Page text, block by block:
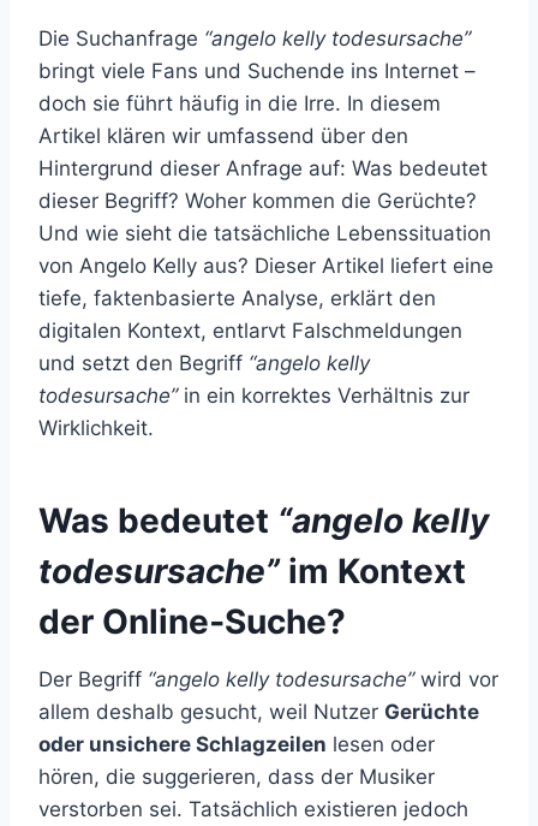
Die Suchanfrage “angelo kelly todesursache”
bringt viele Fans und Suchende ins Internet –
doch sie führt häufig in die Irre. In diesem
Artikel klären wir umfassend über den
Hintergrund dieser Anfrage auf: Was bedeutet
dieser Begriff? Woher kommen die Gerüchte?
Und wie sieht die tatsächliche Lebenssituation
von Angelo Kelly aus? Dieser Artikel liefert eine
tiefe, faktenbasierte Analyse, erklärt den
digitalen Kontext, entlarvt Falschmeldungen
und setzt den Begriff “angelo kelly
todesursache”in ein korrektes Verhältnis zur
Wirklichkeit.
Was bedeutet “angelo kelly
todesursache”im Kontext
der Online‑Suche?
Der Begriff “angelo kelly todesursache”wird vor
allem deshalb gesucht, weil Nutzer Gerüchte
oder unsichere Schlagzeilen lesen oder
hören, die suggerieren, dass der Musiker
verstorben sei. Tatsächlich existieren jedoch